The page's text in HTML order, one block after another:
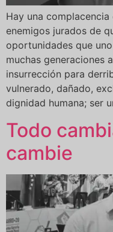
Hay una
enemigos jurados de
oportunidades que
muchas generaciones
insurrección para
vulnerado, dañado,
dignidad humana; ser
Todo
cambie